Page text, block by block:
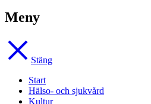
Meny
Stäng
Start
Hälso- och sjukvård
Kultur